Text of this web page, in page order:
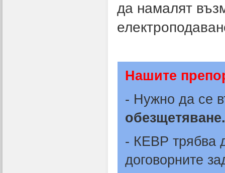
да намалят
Нашите
- Нужно да се
обезщетяване.
- КЕВР трябва
договорните